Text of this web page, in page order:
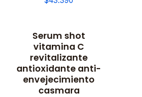
Serum shot
vitamina C
revitalizante
antioxidante anti-
envejecimiento
casmara